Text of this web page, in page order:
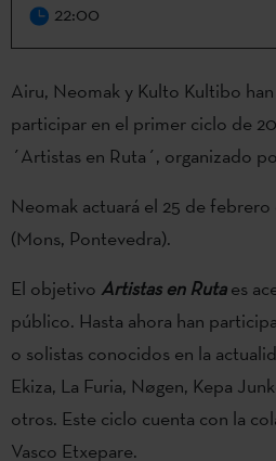
22:00
Airu, Neomak y Kulto Kultibo
participar en el primer ciclo de
´Artistas en Ruta´, organizado
Neomak actuará el 25 de febrero
(Mons, Pontevedra).
El objetivo Artistas en Rutaes
público. Hasta ahora han
o solistas conocidos en la
Ekiza, La Furia, Nøgen, Kepa
otros. Este ciclo cuenta con la
Vasco Etxepare.